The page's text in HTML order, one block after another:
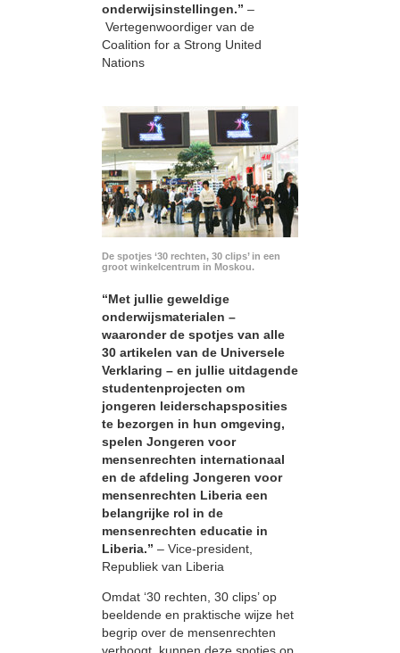
onderwijsinstellingen.” –
Vertegenwoordiger van de
Coalition for a Strong United
Nations
De spotjes ‘30 rechten, 30 clips’ in een
groot winkelcentrum in Moskou.
“Met jullie geweldige
onderwijsmaterialen –
waaronder de spotjes van alle
30 artikelen van de Universele
Verklaring – en jullie uitdagende
studentenprojecten om
jongeren leiderschapsposities
te bezorgen in hun omgeving,
spelen Jongeren voor
mensenrechten internationaal
en de afdeling Jongeren voor
mensenrechten Liberia een
belangrijke rol in de
mensenrechten educatie in
Liberia.” – Vice-president,
Republiek van Liberia
Omdat ‘30 rechten, 30 clips’ op
beeldende en praktische wijze het
begrip over de mensenrechten